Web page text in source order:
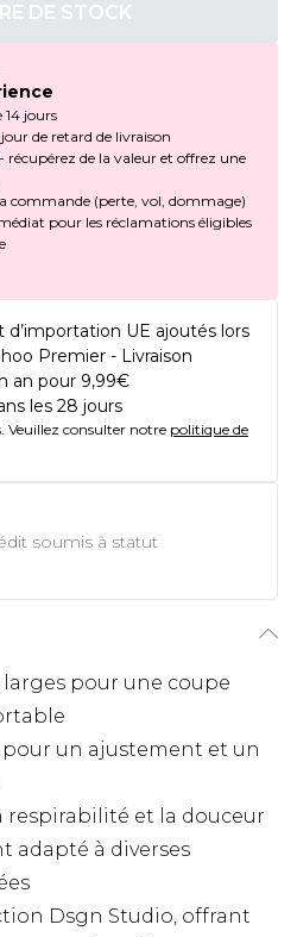
DE STOCK
jours
de retard de livraison
récupérez de la valeur et offrez une
commande (perte, vol, dommage)
pour les réclamations éligibles
d’importation UE ajoutés lors
Premier - Livraison
an pour 9,99€
les 28 jours
Veuillez consulter notre politique de
soumis à statut
pour une coupe
un ajustement et un
respirabilité et la douceur
adapté à diverses
Dsgn Studio, offrant